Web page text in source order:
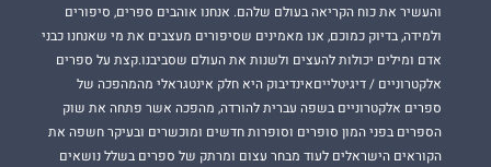
והעשיר את כוח הקריאה בעולם שלהם. אנחנו אוהבים ספרים, סיפורים
ולמידה, בדיוק כמוכם, אנו מאמינים שסיפורים מעצבים את מי שאנחנו כבני
אדם ומילים יכולות להעצים ולשנות את העולם שסביבנו.קצת על ספרים
אלקטרוניים / דיגיטלייםאינדיבוק היא חלק אינטגראלי מהמהפכה של
ספרים אלקטרוניים בשפה עברית להורדה, מהפכה אשר פתחה את שוק
הספרים בפני המון סופרים וסופרות חדשים ומוכשרים ובעיקר חשפה את
הקוראים הישראלים לעוד מבחר עצום ומרתק של ספרים בשלל נושאים